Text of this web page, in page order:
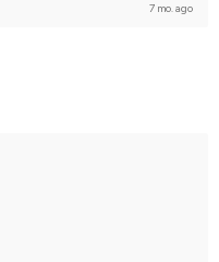
7 mo. ago